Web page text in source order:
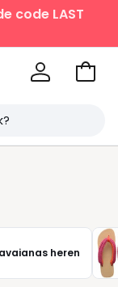
code LAST
Naar
heren